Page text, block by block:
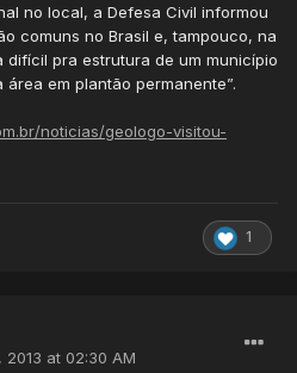
no local, a Defesa Civil informou
comuns no Brasil e, tampouco, na
difícil pra estrutura de um município
em plantão permanente”.
noticias/geologo-visitou-
1
2013 at 02:30 AM